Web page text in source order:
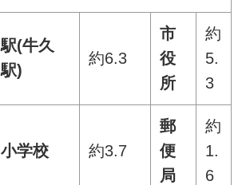
駅(牛久
駅)
約6.3
市
役
所
約
5.
3
小学校 約3.7
郵
便
局
約
1.
6